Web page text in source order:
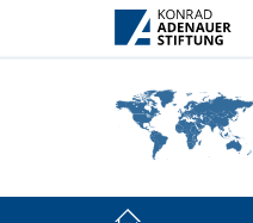
Saut au contenu principal